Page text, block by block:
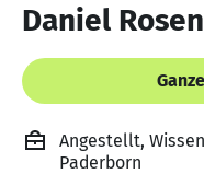
Daniel
Angestellt,
Paderborn